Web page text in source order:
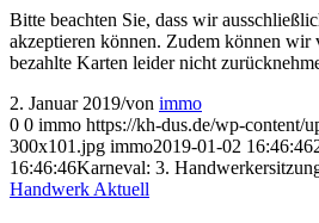
Bitte beachten Sie, dass wir
akzeptieren können. Zudem können wir
bezahlte Karten leider nicht
2. Januar 2019/von immo
0 0 immo https://kh-dus.de/wp-content/
300x101.jpg immo2019-01-02 16:46:46
16:46:46Karneval: 3.
Handwerk Aktuell